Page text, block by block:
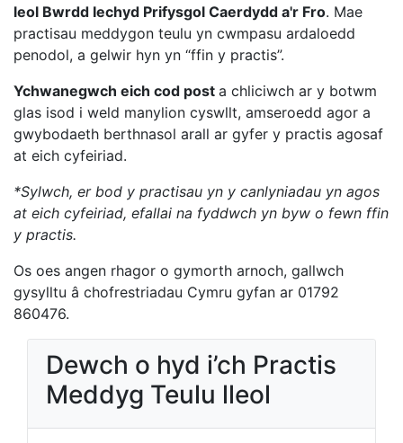
leol Bwrdd Iechyd Prifysgol Caerdydd a'r Fro. Mae
practisau meddygon teulu yn cwmpasu ardaloedd
penodol, a gelwir hyn yn “ffin y practis”.
Ychwanegwch eich cod post a chliciwch ar y botwm
glas isod i weld manylion cyswllt, amseroedd agor a
gwybodaeth berthnasol arall ar gyfer y practis agosaf
at eich cyfeiriad.
*Sylwch, er bod y practisau yn y canlyniadau yn agos
at eich cyfeiriad, efallai na fyddwch yn byw o fewn ffin
y practis.
Os oes angen rhagor o gymorth arnoch, gallwch
gysylltu â chofrestriadau Cymru gyfan ar 01792
860476.
Dewch o hyd i’ch Practis
Meddyg Teulu lleol